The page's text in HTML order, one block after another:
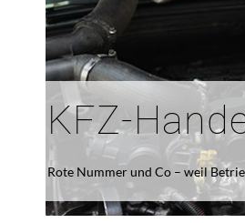
KFZ-
Rote Nummer und Co – weil